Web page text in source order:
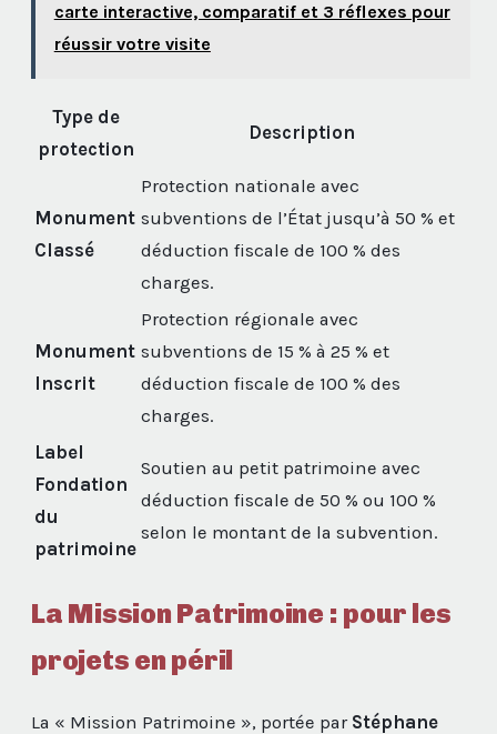
carte interactive, comparatif et 3 réflexes pour
réussir votre visite
Type de
protection
Description
Monument
Classé
Protection nationale avec
subventions de l’État jusqu’à 50 % et
déduction fiscale de 100 % des
charges.
Monument
Inscrit
Protection régionale avec
subventions de 15 % à 25 % et
déduction fiscale de 100 % des
charges.
Label
Fondation
du
patrimoine
Soutien au petit patrimoine avec
déduction fiscale de 50 % ou 100 %
selon le montant de la subvention.
La Mission Patrimoine : pour les
projets en péril
La « Mission Patrimoine », portée par Stéphane